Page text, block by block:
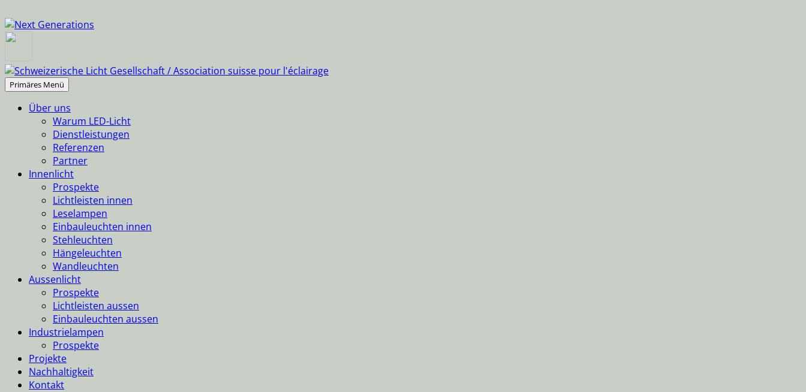
Suchen
Primäres Menü Springe
Inhalt
Über uns
Warum LED-Licht
Dienstleistungen
Referenzen
Partner
Innenlicht
Prospekte
Lichtleisten innen
Leselampen
Einbauleuchten innen
Stehleuchten
Hängeleuchten
Wandleuchten
Aussenlicht
Prospekte
Lichtleisten aussen
Einbauleuchten aussen
Industrielampen
Prospekte
Projekte
Nachhaltigkeit
Kontakt